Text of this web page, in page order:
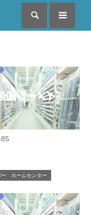
検索
ー ホームセンター